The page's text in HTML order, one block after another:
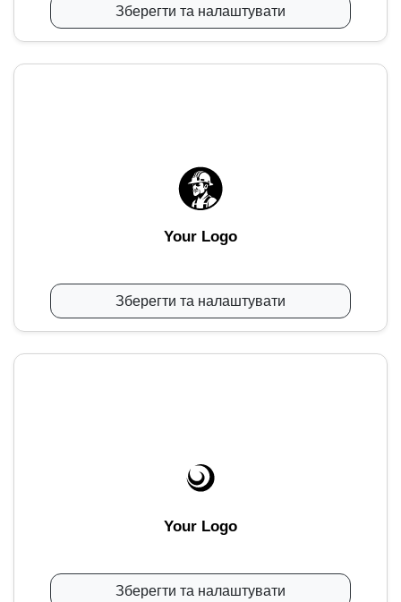
Зберегти та налаштувати
Your Logo
Зберегти та налаштувати
Your Logo
Зберегти та налаштувати